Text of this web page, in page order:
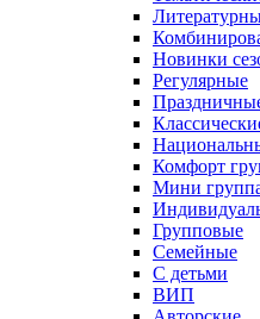
Новинки
Регулярные
Комфорт
Мини
Групповые
Семейные
С детьми
ВИП